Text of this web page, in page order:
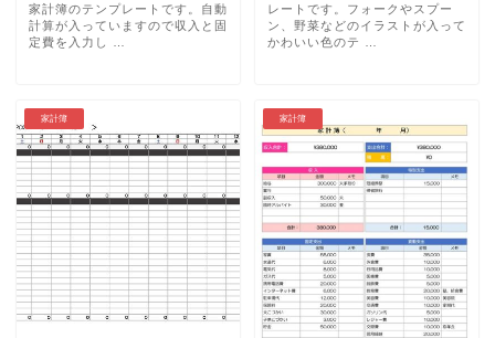
家計簿のテンプレートです。自動
計算が入っていますので収入と固
定費を入力し …
レートです。フォークやスプー
ン、野菜などのイラストが入って
かわいい色のテ …
家計簿 家計簿